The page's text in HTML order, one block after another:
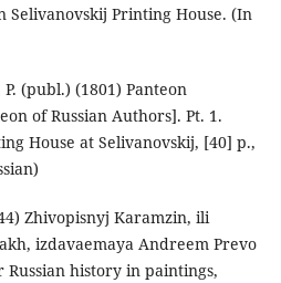
Selivanovskij Printing House. (In
(publ.) (1801) Panteon
of Russian Authors]. Pt. 1.
House at Selivanovskij, [40] p.,
Zhivopisnyj Karamzin, ili
izdavaemaya Andreem Prevo
history in paintings,